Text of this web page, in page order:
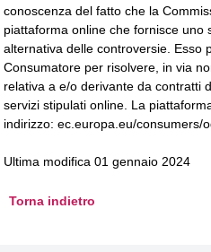
conoscenza del fatto che la
piattaforma online che fornisce uno
alternativa delle controversie. Esso
Consumatore per risolvere, in via
relativa a e/o derivante da contratti
servizi stipulati online. La
indirizzo: ec.europa.eu/consumers/
Ultima modifica 01 gennaio 2024
Torna indietro